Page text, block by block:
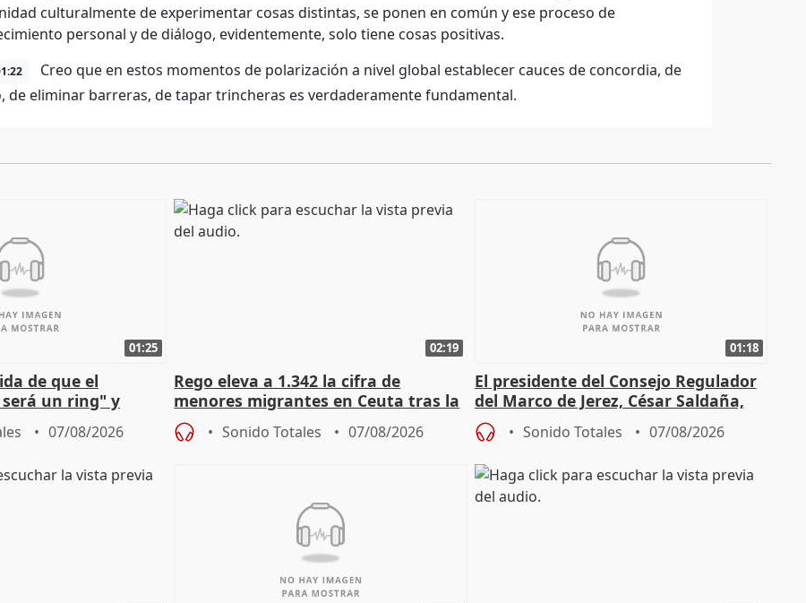
culturalmente de experimentar cosas distintas, se ponen en común y ese proceso de
personal y de diálogo, evidentemente, solo tiene cosas positivas.
Creo que en estos momentos de polarización a nivel global establecer cauces de concordia, de
de eliminar barreras, de tapar trincheras es verdaderamente fundamental.
01:25
de que el
un ring" y
del pacto con
07/08/2026
02:19
Rego eleva a 1.342 la cifra de
menores migrantes en Ceuta tras la
entrada masiva
Sonido Totales 07/08/2026
01:18
El presidente del Consejo Regulador
del Marco de Jerez, César Saldaña,
sobre exportaciones
Sonido Totales 07/08/2026